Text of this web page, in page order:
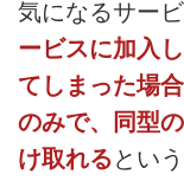
気になるサー
ービスに加入
てしまった場
のみで、同型
け取れるとい